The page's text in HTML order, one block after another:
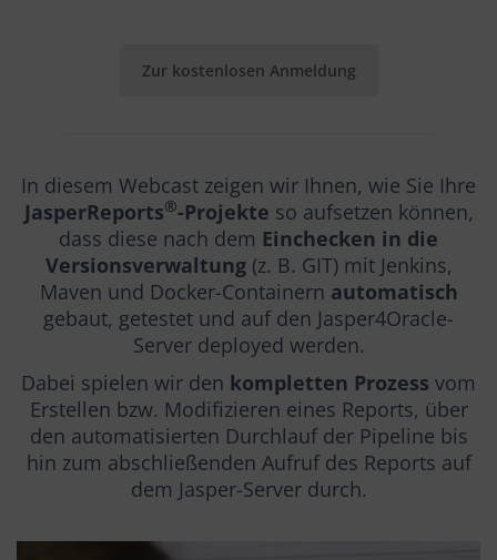
Zur kostenlosen Anmeldung
In diesem Webcast zeigen wir Ihnen, wie Sie Ihre
JasperReports®-Projekte so aufsetzen können,
dass diese nach dem Einchecken in die
Versionsverwaltung(z. B. GIT) mit Jenkins,
Maven und Docker-Containern automatisch
gebaut, getestet und auf den Jasper4Oracle-
Server deployed werden.
Dabei spielen wir den kompletten Prozess vom
Erstellen bzw. Modifizieren eines Reports, über
den automatisierten Durchlauf der Pipeline bis
hin zum abschließenden Aufruf des Reports auf
dem Jasper-Server durch.